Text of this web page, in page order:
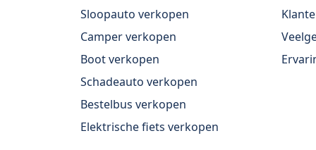
Sloopauto verkopen
Camper verkopen
Boot verkopen
Schadeauto verkopen
Bestelbus verkopen
Elektrische fiets verkopen